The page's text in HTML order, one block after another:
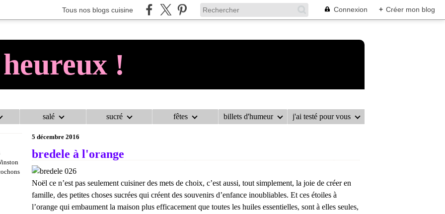
Tous nos blogs cuisine Connexion + Créer mon blog
!
salé sucré fêtes billets d'humeur
j'ai testé pour vous
AU COCHON HEUREUX ! PETITS GÂTEAUX ET BREDELE > BREDELE À L'ORANGE
5 décembre 2016
bredele à l'orange
Noël ce n’est pas seulement cuisiner des mets de choix, c’est aussi, tout simplement, la joie de créer en
famille, des petites choses sucrées qui créent des souvenirs d’enfance inoubliables. Et ces étoiles à
l’orange qui embaument la maison plus efficacement que toutes les huiles essentielles, sont à elles seules,